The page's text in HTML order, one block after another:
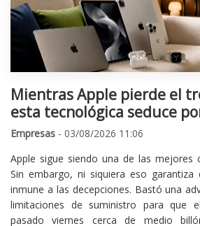
Mientras Apple pierde el
esta tecnológica seduce
Empresas - 03/08/2026 11:06
Apple sigue siendo una de las mejores
Sin embargo, ni siquiera eso garantiza
inmune a las decepciones. Bastó una
limitaciones de suministro para que
pasado viernes cerca de medio